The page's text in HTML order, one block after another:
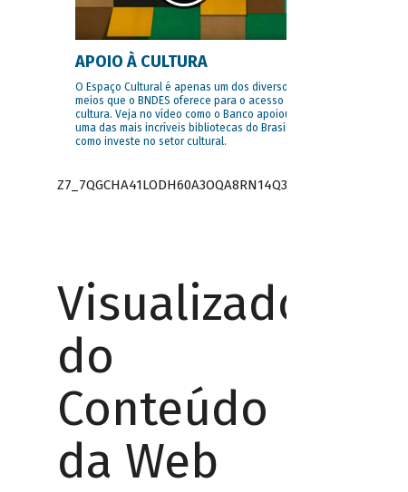
APOIO À CULTURA
O Espaço Cultural é apenas um dos diversos
meios que o BNDES oferece para o acesso à
cultura. Veja no vídeo como o Banco apoiou
uma das mais incríveis bibliotecas do Brasil e
como investe no setor cultural.
Z7_7QGCHA41LODH60A3OQA8RN14Q3
Visualizador
do
Conteúdo
da Web